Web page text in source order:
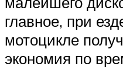
главное, при
мотоцикле
экономия по